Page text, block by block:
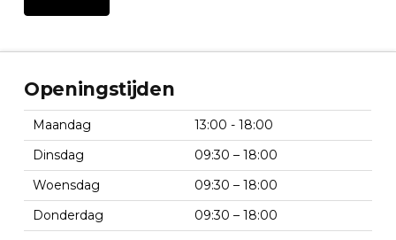
Openingstijden
Maandag
13:00 - 18:00
Dinsdag
09:30 – 18:00
Woensdag
09:30 – 18:00
Donderdag
09:30 – 18:00